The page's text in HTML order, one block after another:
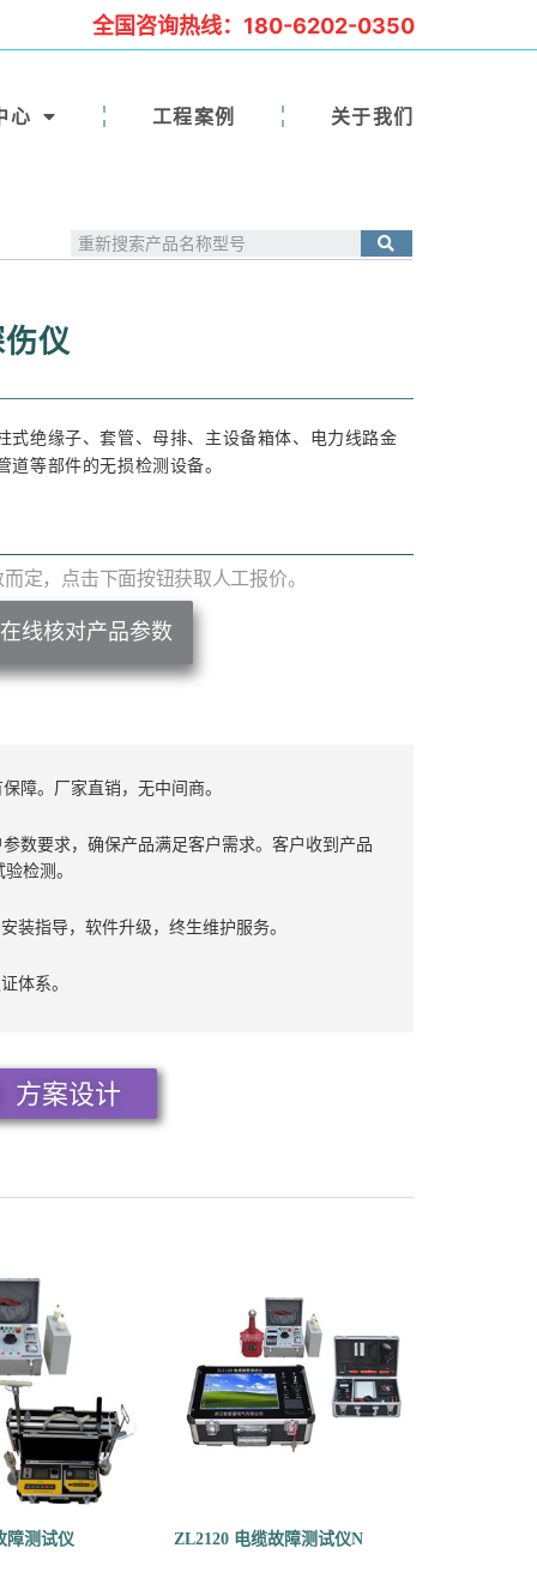
全国咨询热线：180-6202-0350
心 工程案例 关于我们
仪
式绝缘子、套管、母排、主设备箱体、电力线路金
等部件的无损检测设备。
定，点击下面按钮获取人工报价。
在线核对产品参数
障。厂家直销，无中间商。
数要求，确保产品满足客户需求。客户收到产品
检测。
装指导，软件升级，终生维护服务。
体系。
方案设计
障测试仪 ZL2120 电缆故障测试仪N